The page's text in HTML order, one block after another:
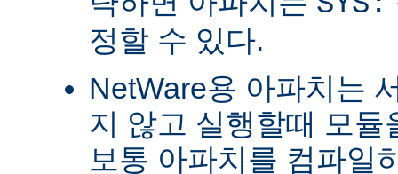
정할 수 있다.
NetWare용 아파치는
지 않고 실행할때 모듈
보통 아파치를 컴파일